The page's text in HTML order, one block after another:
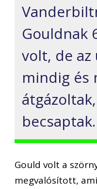
Gouldnak
volt, de az
mindig és
becsaptak.
Gould volt a
megvalósított,